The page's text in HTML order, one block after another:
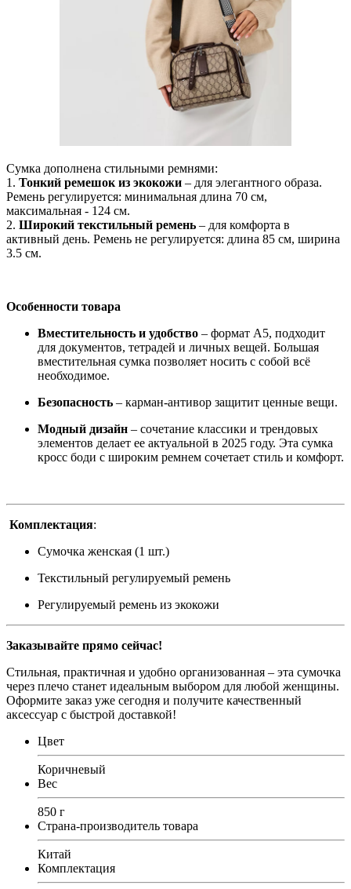
Сумка дополнена стильными ремнями:
1. Тонкий ремешок из экокожи – для элегантного образа.
Ремень регулируется: минимальная длина 70 см,
максимальная - 124 см.
2. Широкий текстильный ремень – для комфорта в
активный день. Ремень не регулируется: длина 85 см, ширина
3.5 см.
Особенности товара
Вместительность и удобство – формат A5, подходит
для документов, тетрадей и личных вещей. Большая
вместительная сумка позволяет носить с собой всё
необходимое.
Безопасность – карман-антивор защитит ценные вещи.
Модный дизайн – сочетание классики и трендовых
элементов делает ее актуальной в 2025 году. Эта сумка
кросс боди с широким ремнем сочетает стиль и комфорт.
Комплектация:
Сумочка женская (1 шт.)
Текстильный регулируемый ремень
Регулируемый ремень из экокожи
Заказывайте прямо сейчас!
Стильная, практичная и удобно организованная – эта сумочка
через плечо станет идеальным выбором для любой женщины.
Оформите заказ уже сегодня и получите качественный
аксессуар с быстрой доставкой!
Цвет
Коричневый
Вес
850 г
Страна-производитель товара
Китай
Комплектация